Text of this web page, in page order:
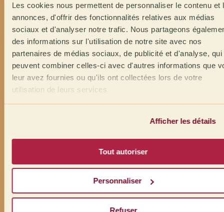
Les cookies nous permettent de personnaliser le contenu et
annonces, d'offrir des fonctionnalités relatives aux médias
sociaux et d'analyser notre trafic. Nous partageons
des informations sur l'utilisation de notre site avec nos
partenaires de médias sociaux, de publicité et d'analyse, qui
peuvent combiner celles-ci avec d'autres informations que
leur avez fournies ou qu'ils ont collectées lors de votre
utilisation de leurs services.
Afficher les détails
Tout autoriser
Personnaliser
Refuser